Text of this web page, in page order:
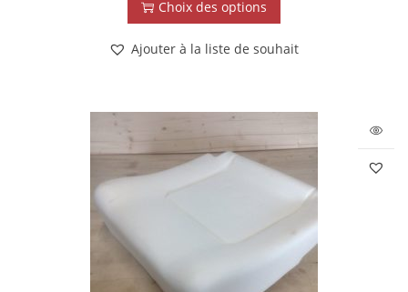
Choix des options
Ajouter à la liste de souhait